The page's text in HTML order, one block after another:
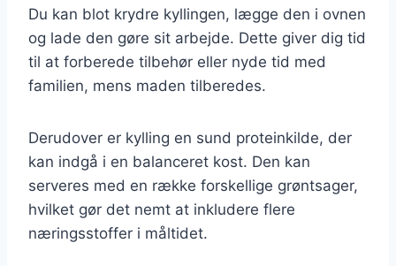
Du kan blot krydre kyllingen, lægge den i ovnen
og lade den gøre sit arbejde. Dette giver dig tid
til at forberede tilbehør eller nyde tid med
familien, mens maden tilberedes.
Derudover er kylling en sund proteinkilde, der
kan indgå i en balanceret kost. Den kan
serveres med en række forskellige grøntsager,
hvilket gør det nemt at inkludere flere
næringsstoffer i måltidet.